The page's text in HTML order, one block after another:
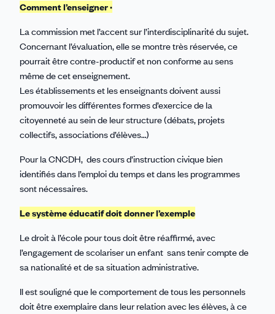
Comment l’enseigner ·
La commission met l’accent sur l’interdisciplinarité du sujet.
Concernant l’évaluation, elle se montre très réservée, ce
pourrait être contre-productif et non conforme au sens
même de cet enseignement.
Les établissements et les enseignants doivent aussi
promouvoir les différentes formes d’exercice de la
citoyenneté au sein de leur structure (débats, projets
collectifs, associations d’élèves…)
Pour la CNCDH, des cours d’instruction civique bien
identifiés dans l’emploi du temps et dans les programmes
sont nécessaires.
Le système éducatif doit donner l’exemple
Le droit à l’école pour tous doit être réaffirmé, avec
l’engagement de scolariser un enfant sans tenir compte de
sa nationalité et de sa situation administrative.
Il est souligné que le comportement de tous les personnels
doit être exemplaire dans leur relation avec les élèves, à ce